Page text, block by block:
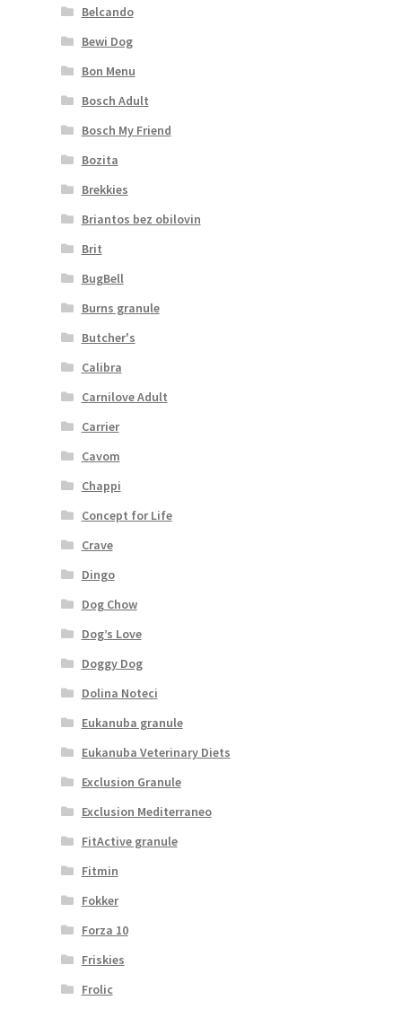
Belcando
Bewi Dog
Bon Menu
Bosch Adult
Bosch My Friend
Bozita
Brekkies
Briantos bez obilovin
Brit
BugBell
Burns granule
Butcher's
Calibra
Carnilove Adult
Carrier
Cavom
Chappi
Concept for Life
Crave
Dingo
Dog Chow
Dog’s Love
Doggy Dog
Dolina Noteci
Eukanuba granule
Eukanuba Veterinary Diets
Exclusion Granule
Exclusion Mediterraneo
FitActive granule
Fitmin
Fokker
Forza 10
Friskies
Frolic